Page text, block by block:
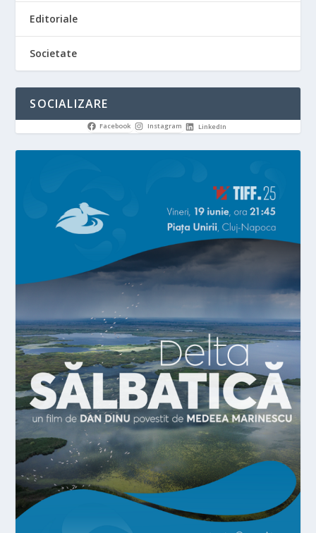
Editoriale
Societate
SOCIALIZARE
Facebook Instagram LinkedIn